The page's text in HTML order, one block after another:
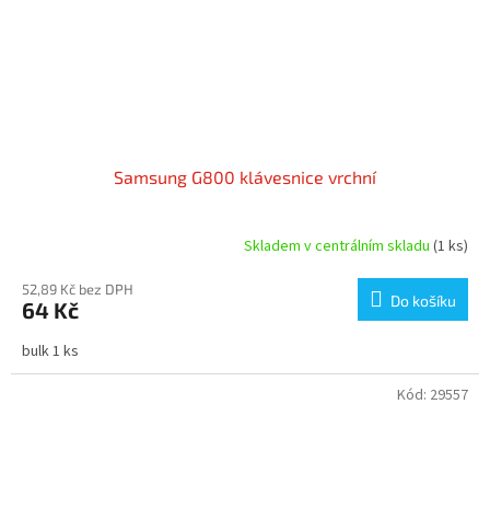
Samsung G800 klávesnice vrchní
Skladem v centrálním skladu (1 ks)
52,89 Kč bez DPH
64 Kč Do košíku
bulk 1 ks
Kód: 29557